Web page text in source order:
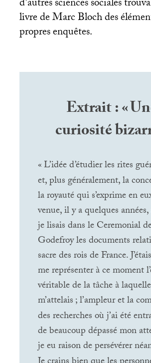
d’autres sciences sociales
livre de Marc Bloch des
propres enquêtes.
Extrait : «
curiosité
«L’idée d’étudier les rites
et, plus généralement, la
la royauté qui s’exprime en
venue, il y a quelques
je lisais dans le Ceremonial
Godefroy les documents
sacre des rois de France.
me représenter à ce moment
véritable de la tâche à
m’attelais; l’ampleur et la
des recherches où j’ai été
de beaucoup dépassé mon
je eu raison de persévérer